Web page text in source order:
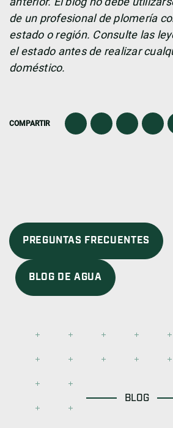
de un profesional de plomería
estado o región. Consulte las
el estado antes de realizar
doméstico.
COMPARTIR
PREGUNTAS FRECUENTES
BLOG DE AGUA
BLOG